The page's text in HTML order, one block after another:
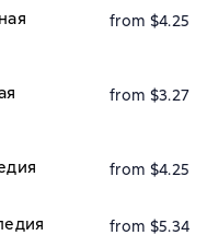
from $4.25
from $3.27
from $4.25
from $5.34